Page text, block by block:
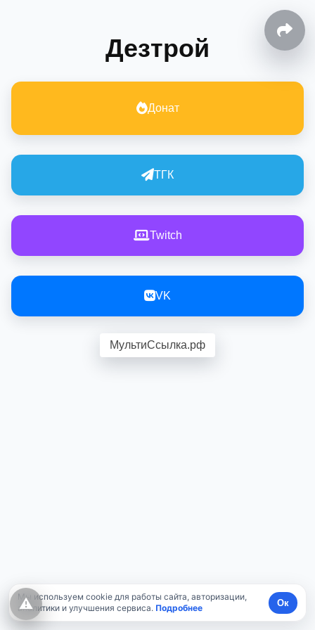
Дезтрой
Донат
ТГК
Twitch
VK
МультиСсылка.рф
⚠
Мы используем cookie для работы сайта, авторизации,
аналитики и улучшения сервиса. Подробнее Ок